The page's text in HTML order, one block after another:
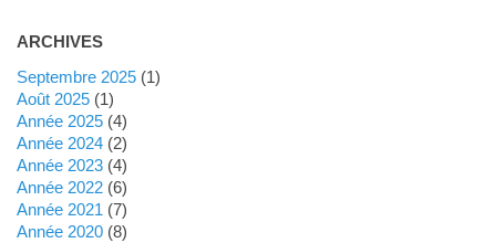
ARCHIVES
septembre 2025(1)
août 2025(1)
année 2025(4)
année 2024(2)
année 2023(4)
année 2022(6)
année 2021 (7)
année 2020(8)